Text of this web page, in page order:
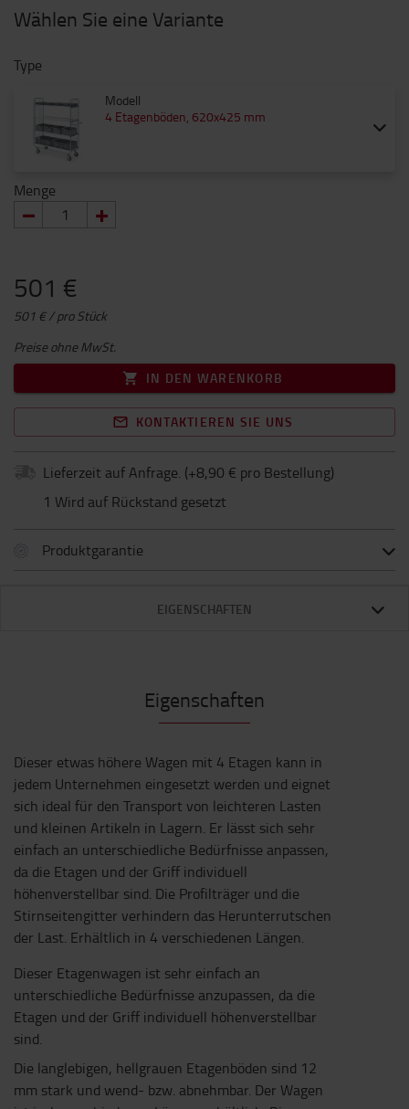
Wählen Sie eine Variante
Type
Modell
4 Etagenböden, 620x425 mm
Menge
501 €
501 € / pro Stück
Preise ohne MwSt.
IN DEN WARENKORB
KONTAKTIEREN SIE UNS
Lieferzeit auf Anfrage. (+8,90 € pro Bestellung)
1 Wird auf Rückstand gesetzt
Produktgarantie
EIGENSCHAFTEN
Eigenschaften
Dieser etwas höhere Wagen mit 4 Etagen kann in
jedem Unternehmen eingesetzt werden und eignet
sich ideal für den Transport von leichteren Lasten
und kleinen Artikeln in Lagern. Er lässt sich sehr
einfach an unterschiedliche Bedürfnisse anpassen,
da die Etagen und der Griff individuell
höhenverstellbar sind. Die Profilträger und die
Stirnseitengitter verhindern das Herunterrutschen
der Last. Erhältlich in 4 verschiedenen Längen.
Dieser Etagenwagen ist sehr einfach an
unterschiedliche Bedürfnisse anzupassen, da die
Etagen und der Griff individuell höhenverstellbar
sind.
Die langlebigen, hellgrauen Etagenböden sind 12
mm stark und wend- bzw. abnehmbar. Der Wagen